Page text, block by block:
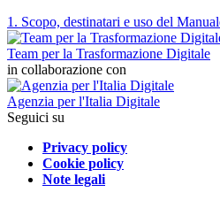
1. Scopo, destinatari e uso del
Team per la Trasformazione Digitale
in collaborazione con
Agenzia per l'Italia Digitale
Seguici su
Privacy policy
Cookie policy
Note legali